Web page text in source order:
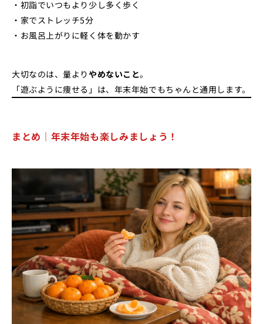
・初詣でいつもより少し多く歩く
・家でストレッチ5分
・お風呂上がりに軽く体を動かす
大切なのは、量よりやめないこと。
「遊ぶように痩せる」は、年末年始でもちゃんと通用します。
まとめ｜年末年始も楽しみましょう！